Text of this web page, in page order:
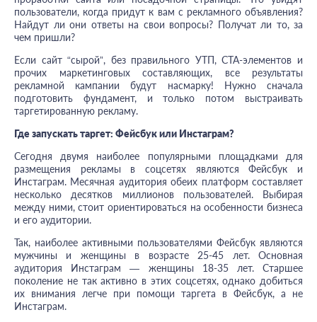
пользователи, когда придут к вам с рекламного объявления?
Найдут ли они ответы на свои вопросы? Получат ли то, за
чем пришли?
Если сайт “сырой”, без правильного УТП, СТА-элементов и
прочих маркетинговых составляющих, все результаты
рекламной кампании будут насмарку! Нужно сначала
подготовить фундамент, и только потом выстраивать
таргетированную рекламу.
Где запускать таргет: Фейсбук или Инстаграм?
Сегодня двумя наиболее популярными площадками для
размещения рекламы в соцсетях являются Фейсбук и
Инстаграм. Месячная аудитория обеих платформ составляет
несколько десятков миллионов пользователей. Выбирая
между ними, стоит ориентироваться на особенности бизнеса
и его аудитории.
Так, наиболее активными пользователями Фейсбук являются
мужчины и женщины в возрасте 25-45 лет. Основная
аудитория Инстаграм — женщины 18-35 лет. Старшее
поколение не так активно в этих соцсетях, однако добиться
их внимания легче при помощи таргета в Фейсбук, а не
Инстаграм.